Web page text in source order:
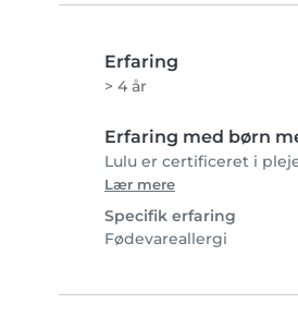
Erfaring
> 4 år
Erfaring med børn
Lulu er certificeret i
Lær mere
Specifik erfaring
Fødevareallergi